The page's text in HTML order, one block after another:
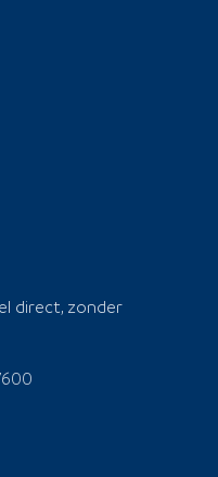
direct, zonder